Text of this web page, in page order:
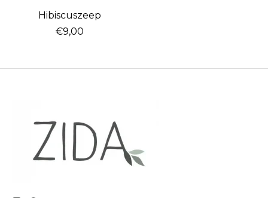
Hibiscuszeep
€9,00